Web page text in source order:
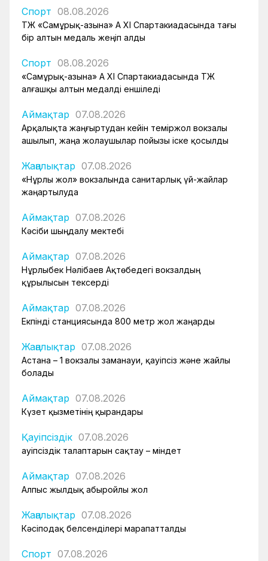
Спорт 08.08.2026
ҚТЖ «Самұрық-Қазына» АҚ XI Спартакиадасында тағы
бір алтын медаль жеңіп алды
Спорт 08.08.2026
«Самұрық-Қазына» АҚ XI Спартакиадасында ҚТЖ
алғашқы алтын медалді еншіледі
Аймақтар 07.08.2026
Арқалықта жаңғыртудан кейін теміржол вокзалы
ашылып, жаңа жолаушылар пойызы іске қосылды
Жаңалықтар 07.08.2026
«Нұрлы жол» вокзалында санитарлық үй-жайлар
жаңартылуда
Аймақтар 07.08.2026
Кәсіби шыңдалу мектебі
Аймақтар 07.08.2026
Нұрлыбек Нәлібаев Ақтөбедегі вокзалдың
құрылысын тексерді
Аймақтар 07.08.2026
Екпінді станциясында 800 метр жол жаңарды
Жаңалықтар 07.08.2026
Астана – 1 вокзалы заманауи, қауіпсіз және жайлы
болады
Аймақтар 07.08.2026
Күзет қызметінің қырандары
Қауіпсіздік 07.08.2026
Қауіпсіздік талаптарын сақтау – міндет
Аймақтар 07.08.2026
Алпыс жылдық абыройлы жол
Жаңалықтар 07.08.2026
Кәсіподақ белсенділері марапатталды
Спорт 07.08.2026